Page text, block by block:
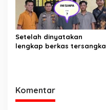
Setelah dinyatakan
lengkap berkas tersangka
Komentar